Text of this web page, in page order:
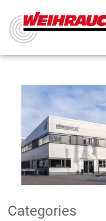
Categories